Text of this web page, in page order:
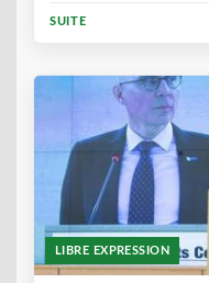
SUITE
LIBRE EXPRESSION